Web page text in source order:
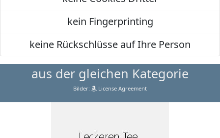
kein Fingerprinting
keine Rückschlüsse auf Ihre Person
aus der gleichen Kategorie
Bilder: License Agreement